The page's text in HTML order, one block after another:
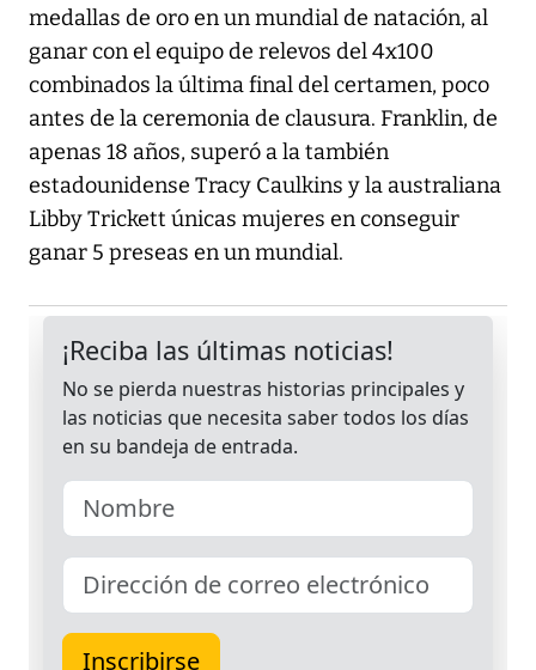
medallas de oro en un mundial de natación, al
ganar con el equipo de relevos del 4x100
combinados la última final del certamen, poco
antes de la ceremonia de clausura. Franklin, de
apenas 18 años, superó a la también
estadounidense Tracy Caulkins y la australiana
Libby Trickett únicas mujeres en conseguir
ganar 5 preseas en un mundial.